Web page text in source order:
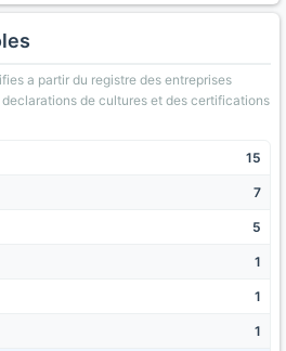
a partir du registre des entreprises
declarations de cultures et des certifications
15
7
5
1
1
1